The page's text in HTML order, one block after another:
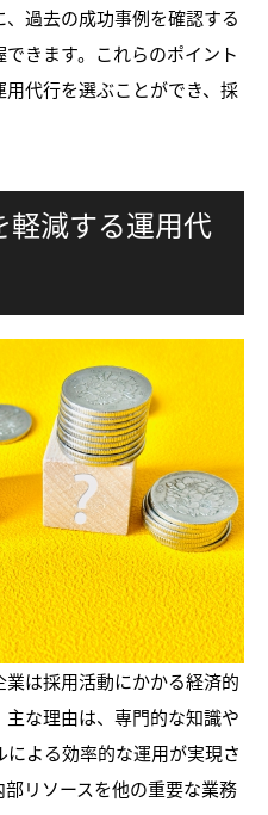
過去の成功事例を確認する
きます。これらのポイント
代行を選ぶことができ、採
軽減する運用代
は採用活動にかかる経済的
な理由は、専門的な知識や
よる効率的な運用が実現さ
リソースを他の重要な業務